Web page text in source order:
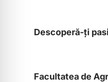
Descoperă-ți
Facultatea de